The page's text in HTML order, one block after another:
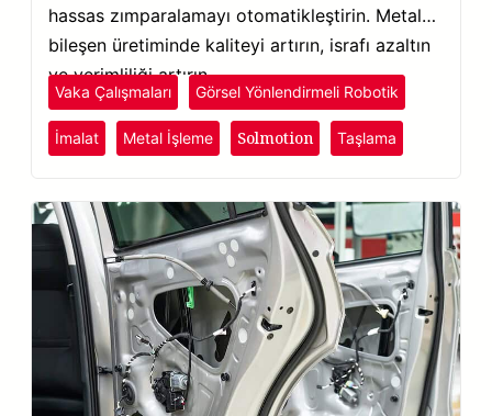
hassas zımparalamayı otomatikleştirin. Metal
bileşen üretiminde kaliteyi artırın, israfı azaltın
ve verimliliği artırın.
Vaka Çalışmaları Görsel Yönlendirmeli Robotik
İmalat Metal İşleme Solmotion Taşlama